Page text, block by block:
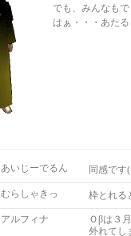
でも、みんなも
はぁ・・・あた
あいじーでるん 同感です
むらしゃきっ 枠とれ
アルフィナ
Ｏβは３
外れてし